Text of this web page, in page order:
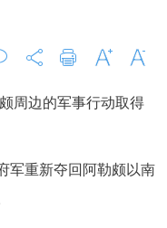
打印 字大 字小
周边的军事行动取得
重新夺回阿勒颇以南